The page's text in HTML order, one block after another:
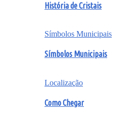
História de Cristais
Símbolos Municipais
Símbolos Municipais
Localização
Como Chegar